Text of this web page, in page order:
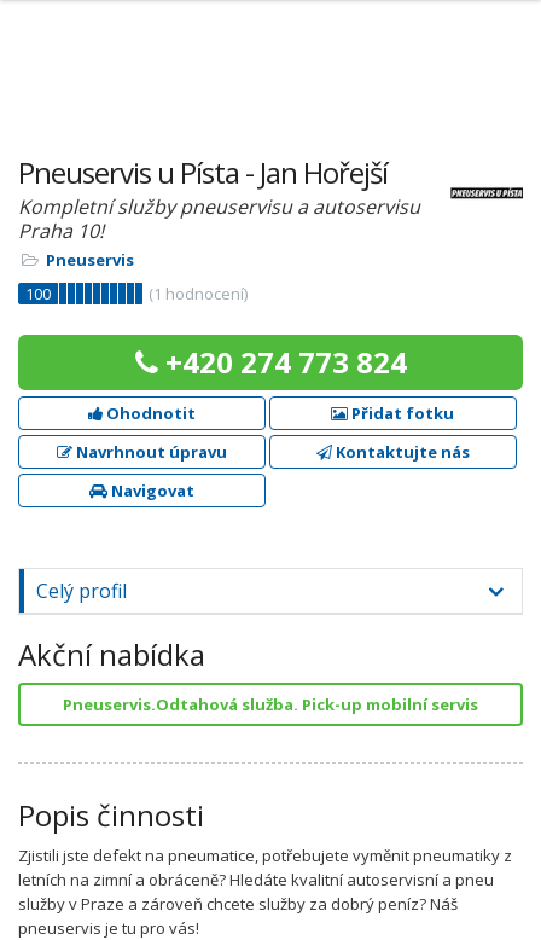
Pneuservis u Písta - Jan Hořejší
Kompletní služby pneuservisu a autoservisu
Praha 10!
Pneuservis
100
(1 hodnocení)
+420 274 773 824
Ohodnotit
Přidat fotku
Navrhnout úpravu
Kontaktujte nás
Navigovat
Celý profil
Akční nabídka
Pneuservis.Odtahová služba. Pick-up mobilní servis
Popis činnosti
Zjistili jste defekt na pneumatice, potřebujete vyměnit pneumatiky z
letních na zimní a obráceně? Hledáte kvalitní autoservisní a pneu
služby v Praze a zároveň chcete služby za dobrý peníz? Náš
pneuservis je tu pro vás!